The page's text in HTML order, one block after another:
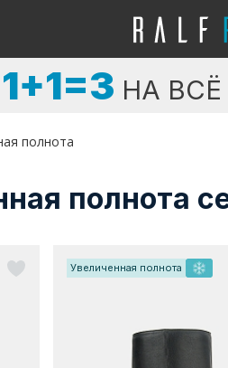
1+1=3 НА ВСЁ
полнота
полнота
Увеличенная полнота